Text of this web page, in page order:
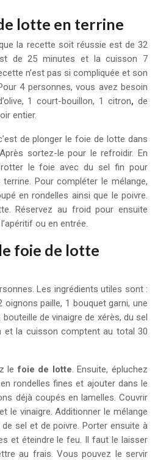
lotte en terrine
la recette soit réussie est de 32
de 25 minutes et la cuisson 7
n’est pas si compliquée et son
4 personnes, vous avez besoin
1 court-bouillon, 1 citron, de
entier.
de plonger le foie de lotte dans
sortez-le pour le refroidir. En
le foie avec du sel fin pour
Pour compléter le mélange,
en rondelles ainsi que le poivre.
Réservez au froid pour ensuite
ou en entrée.
foie de lotte
Les ingrédients utiles sont :
paille, 1 bouquet garni, une
de vinaigre de xérès, du sel
et la cuisson comptent au total 30
lefoie de lotte. Ensuite, épluchez
rondelles fines et ajouter dans le
déjà coupés en lamelles. Couvrir
le vinaigre. Additionner le mélange
sel et de poivre. Porter ensuite à
et éteindre le feu. Il faut le laisser
au frais. Vous pouvez le servir